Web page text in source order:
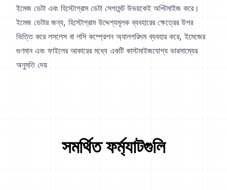
ইমেজ ডেটা এবং হিস্টোগ্রাম ডেটা সেগমেন্ট উভয়কেই অপ্টিমাইজ করে।
ইমেজ ডেটার জন্য, হিস্টোগ্রাম উদ্দেশ্যমূলক ব্যবহারের ক্ষেত্রের উপর
ভিত্তি করে লসলেস বা লসি কম্প্রেশন অ্যালগরিদম ব্যবহার করে, ইমেজের
গুণমান এবং ফাইলের আকারের মধ্যে একটি কাস্টমাইজযোগ্য ভারসাম্যের
অনুমতি দেয়
সমর্থিত ফর্ম্যাটগুলি